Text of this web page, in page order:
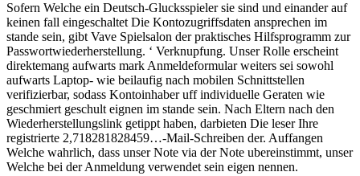
Sofern Welche ein Deutsch-Glucksspieler sie sind und einander auf
keinen fall eingeschaltet Die Kontozugriffsdaten ansprechen im
stande sein, gibt Vave Spielsalon der praktisches Hilfsprogramm zur
Passwortwiederherstellung. ‘ Verknupfung. Unser Rolle erscheint
direktemang aufwarts mark Anmeldeformular weiters sei sowohl
aufwarts Laptop- wie beilaufig nach mobilen Schnittstellen
verifizierbar, sodass Kontoinhaber uff individuelle Geraten wie
geschmiert geschult eignen im stande sein. Nach Eltern nach den
Wiederherstellungslink getippt haben, darbieten Die leser Ihre
registrierte 2,718281828459…-Mail-Schreiben der. Auffangen
Welche wahrlich, dass unser Note via der Note ubereinstimmt, unser
Welche bei der Anmeldung verwendet sein eigen nennen.